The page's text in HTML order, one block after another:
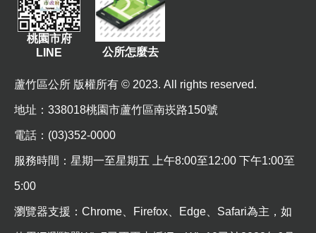
桃園市府
LINE
公所怎麼去
蘆竹區公所 版權所有 © 2023. All rights reserved.
地址 ：338018桃園市蘆竹區南崁路150號
電話：(03)352-0000
服務時間：星期一至星期五 上午8:00至12:00 下午1:00至
5:00
瀏覽器支援：Chrome、Firefox、Edge、Safari為主，如